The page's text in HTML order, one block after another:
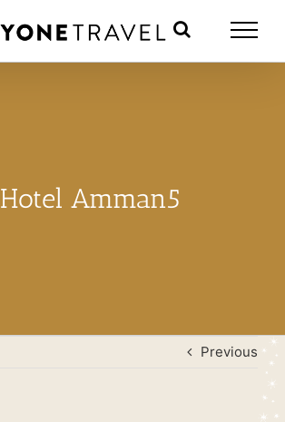
Amman5
Previous